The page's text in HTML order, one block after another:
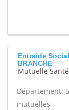
Entraide
BRANCHE
Mutuelle
Département:
mutuelles